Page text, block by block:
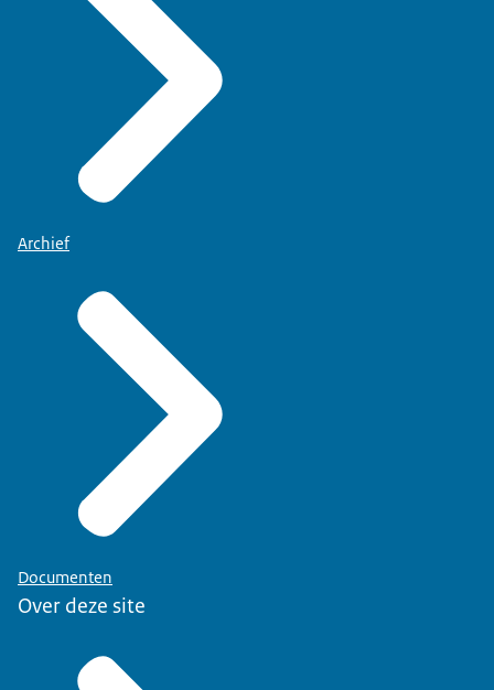
Archief
Documenten
Over deze site